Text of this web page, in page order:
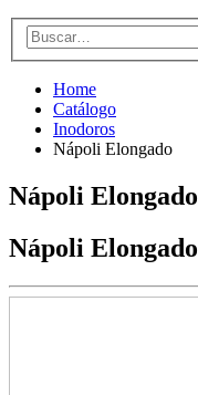
Home
Catálogo
Inodoros
Nápoli Elongado
Nápoli Elongado
Nápoli Elongado